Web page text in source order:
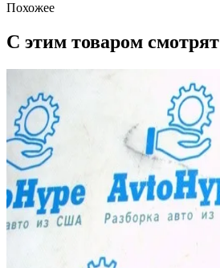
Похожее
С этим товаром смотрят